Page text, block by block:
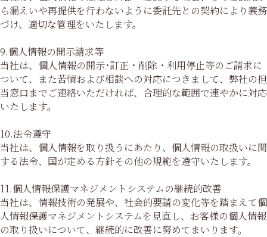
ら漏えいや再提供を行わないように委託先との契約により義務
づけ、適切な管理をいたします。
9.個人情報の開示請求等
当社は、個人情報の開示･訂正・削除・利用停止等のご請求に
ついて、また苦情および相談への対応につきまして、弊社の担
当窓口までご連絡いただければ、合理的な範囲で速やかに対応
いたします。
10.法令遵守
当社は、個人情報を取り扱うにあたり、個人情報の取扱いに関
する法令、国が定める方針その他の規範を遵守いたします。
11.個人情報保護マネジメントシステムの継続的改善
当社は、情報技術の発展や、社会的要請の変化等を踏まえて個
人情報保護マネジメントシステムを見直し、お客様の個人情報
の取り扱いについて、継続的に改善に努めてまいります。